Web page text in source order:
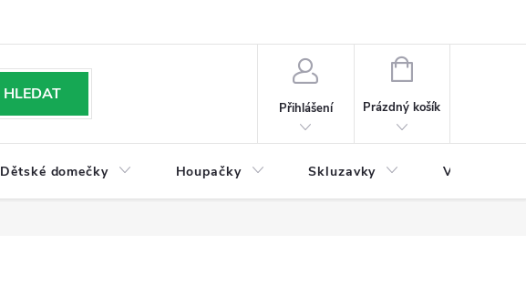
HLEDAT
Přihlášení
NÁKUPNÍ
Prázdný košík
Dětské domečky Houpačky Skluzavky Veřejná